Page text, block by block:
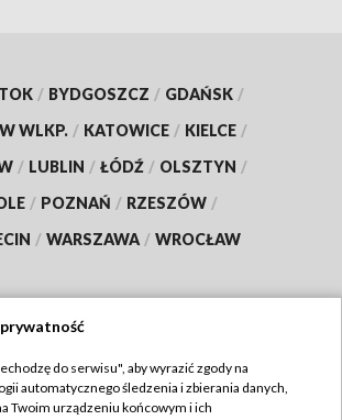
/ BYDGOSZCZ / GDAŃSK /
WLKP. / KATOWICE / KIELCE /
/ LUBLIN / ŁÓDŹ / OLSZTYN /
/ POZNAŃ / RZESZÓW /
/ WARSZAWA / WROCŁAW
TVP
do serwisu", aby wyrazić zgody na
automatycznego śledzenia i zbierania danych,
Twoim urządzeniu końcowym i ich